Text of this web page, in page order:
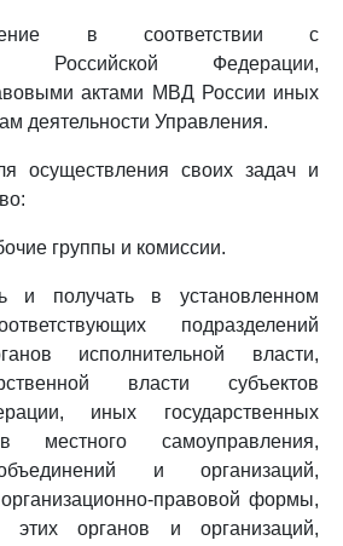
в соответствии с
Российской Федерации,
актами МВД России иных
деятельности Управления.
осуществления своих задач и
группы и комиссии.
и получать в установленном
подразделений
исполнительной власти,
власти субъектов
иных государственных
местного самоуправления,
и организаций,
правовой формы,
этих органов и организаций,